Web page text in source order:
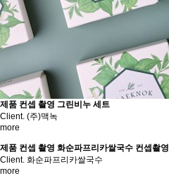
제품 컨셉 촬영 그린비누 세트
Client. (주)맥녹
more
제품 컨셉 촬영 화순파프리카쌀국수 컨셉촬영
Client. 화순파프리카쌀국수
more